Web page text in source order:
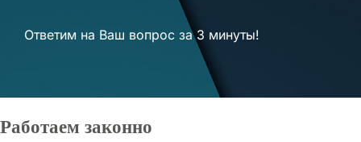
Ответим на Ваш вопрос за 3 минуты!
Работаем законно